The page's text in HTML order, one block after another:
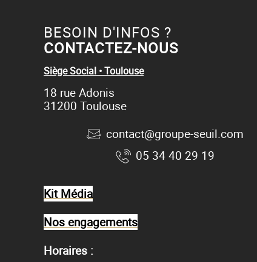
BESOIN D'INFOS ?
CONTACTEZ-NOUS
Siège Social • Toulouse
18 rue Adonis
31200 Toulouse
contact@groupe-seuil.com
05 34 40 29 19
Kit Média
Nos engagements
Horaires :